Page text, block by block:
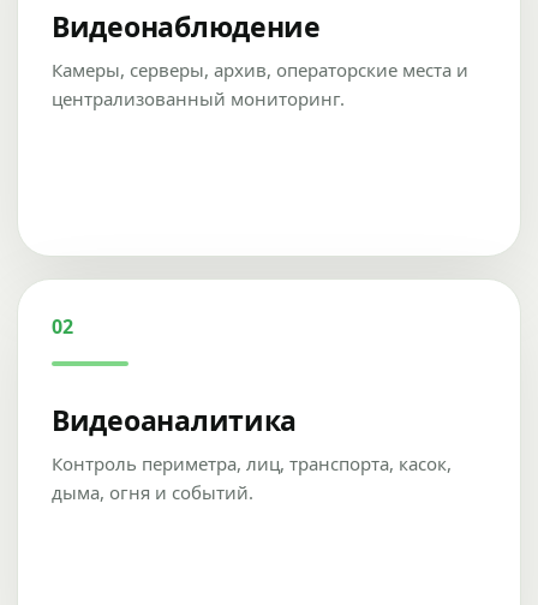
Видеонаблюдение
Камеры, серверы, архив, операторские места и
централизованный мониторинг.
02
Видеоаналитика
Контроль периметра, лиц, транспорта, касок,
дыма, огня и событий.